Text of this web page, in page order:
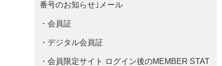
番号のお知らせ｣メール
・会員証
・デジタル会員証
・会員限定サイト ログイン後のMEMBER STAT